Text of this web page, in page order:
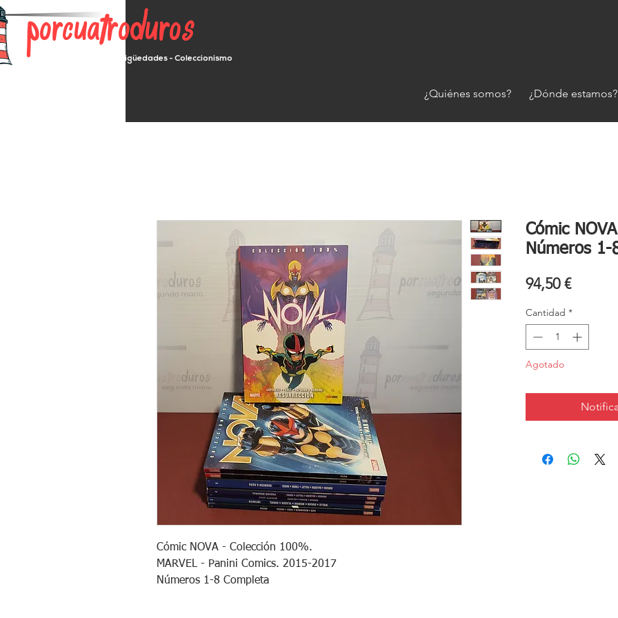
porcuatroduros
Segunda mano - Antigüedades - Coleccionismo
¿Quiénes somos? ¿Dónde estamos?
Cómic NOVA - Colección 100%.
MARVEL - Panini Comics. 2015-2017
Números 1-8 Completa
Cómic
Números 1-
94,50 €Precio
Cantidad *
Agotado